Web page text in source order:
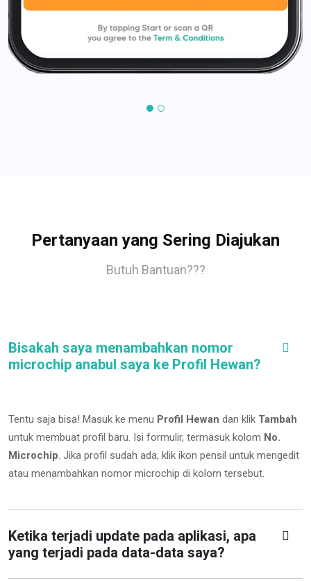
Pertanyaan yang Sering Diajukan
Butuh Bantuan???
Bisakah saya menambahkan nomor
microchip anabul saya ke Profil Hewan?
Tentu saja bisa! Masuk ke menu Profil Hewan dan klik Tambah
untuk membuat profil baru. Isi formulir, termasuk kolom No.
Microchip. Jika profil sudah ada, klik ikon pensil untuk mengedit
atau menambahkan nomor microchip di kolom tersebut.
Ketika terjadi update pada aplikasi, apa
yang terjadi pada data-data saya?